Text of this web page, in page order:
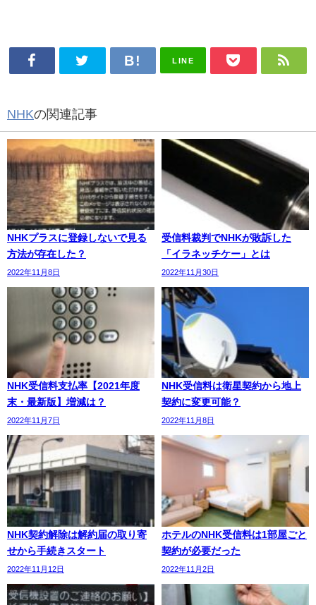
LINE
NHKの関連記事
NHKプラスに登録しないで見る
方法が存在した？
2022年11月8日
受信料裁判でNHKが敗訴した
「イラネッチケー」とは
2022年11月30日
NHK受信料支払率【2021年度
末・最新版】増減は？
2022年11月7日
NHK受信料は衛星契約から地上
契約に変更可能？
2022年11月8日
NHK契約解除は解約届の取り寄
せから手続きスタート
2022年11月12日
ホテルのNHK受信料は1部屋ごと
契約が必要だった
2022年11月2日